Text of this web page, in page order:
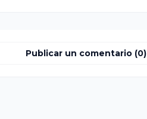
Publicar un comentario (0)